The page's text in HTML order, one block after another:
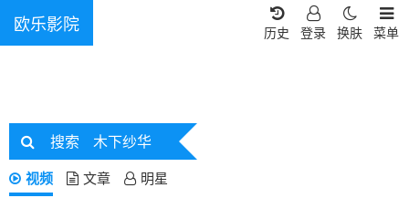
欧乐影院 菜单
换肤
登录
历史
搜索 木下纱华
视频 文章 明星